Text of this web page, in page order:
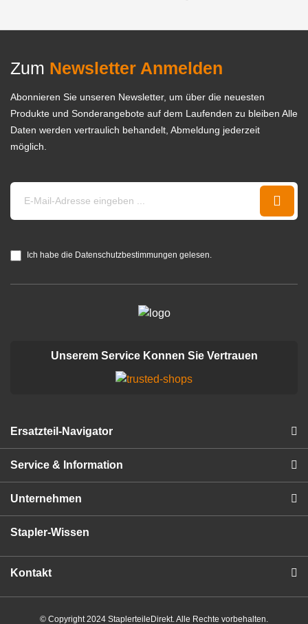
Zum Newsletter Anmelden
Abonnieren Sie unseren Newsletter, um über die neuesten
Produkte und Sonderangebote auf dem Laufenden zu bleiben Alle
Daten werden vertraulich behandelt, Abmeldung jederzeit
möglich.
Ich habe die Datenschutzbestimmungen gelesen.
Unserem Service Konnen Sie Vertrauen
Ersatzteil-Navigator
Service & Information
Unternehmen
Stapler-Wissen
Kontakt
© Copyright 2024 StaplerteileDirekt. Alle Rechte vorbehalten.